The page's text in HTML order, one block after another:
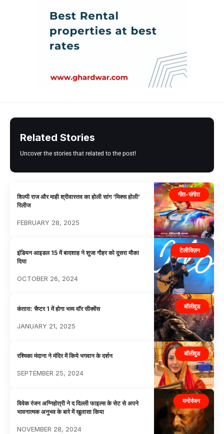
Related Stories
Uncover the stories that related to the post!
गीत-संगीत
शिल्पी राज और माही श्रीवास्तव का होली सांग ‘मिक्स होली’
रिलीज
FEBRUARY 28, 2025
टेलीविज़न
इंडियन आइडल 15 में बादशाह ने शुजा गौहर को दूसरा मौका
दिया
OCTOBER 26, 2024
बॉलीवुड
कंतारा: चैप्टर 1 में होगा भव्य वॉर सीक्वेंस
JANUARY 21, 2025
बॉलीवुड
रश्मिका मंदाना ने मंदिर में किये भगवान के दर्शन
SEPTEMBER 25, 2024
मनोरंजन
विवेक रंजन अग्निहोत्री ने द दिल्ली फाइल्स के सेट से अपने
भावनात्मक अनुभव के बारे में खुलासा किया
NOVEMBER 28, 2024